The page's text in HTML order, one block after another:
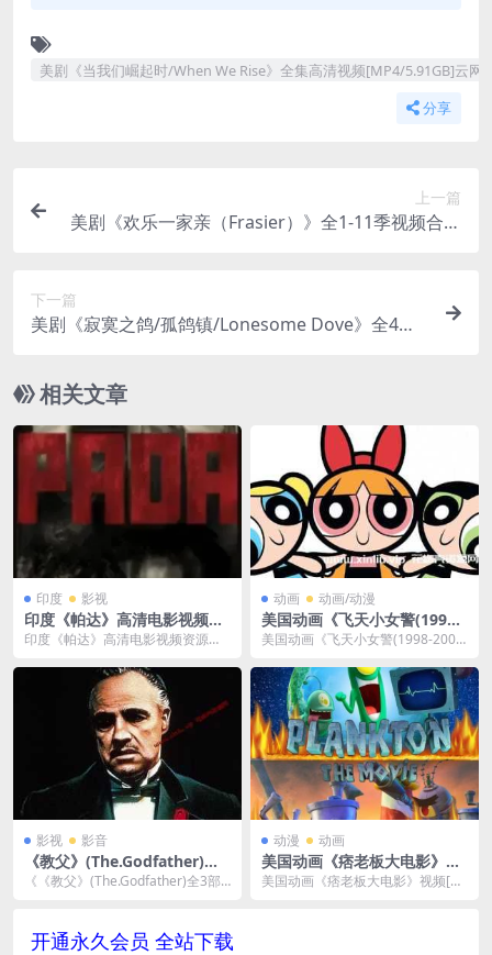
美剧《当我们崛起时/When We Rise》全集高清视频[MP4/5.91GB]云网
分享
上一篇
美剧《欢乐一家亲（Frasier）》全1-11季视频合集
下一篇
美剧《寂寞之鸽/孤鸽镇/Lonesome Dove》全4集1
盘下载
相关文章
印度 影视
印度《帕达》高清电影视频资
源-百度云网盘下载
印度《帕达》高清电影视频资源，
百度网盘下载...
动画 动画/动漫
美国动画《飞天小女警(1998-
2005)》全六季79集国语无字
盘下载
美国动画《飞天小女警(1998-200
4/2...
影视 影音
《教父》(The.Godfather)全3
部合集1080P超高清英语中文
《《教父》(The.Godfather)全3部
动漫 动画
美国动画《痞老板大电影》视
频[MP4/688MB]夸克云网盘
美国动画《痞老板大电影》视频[M
开通永久会员 全站下载